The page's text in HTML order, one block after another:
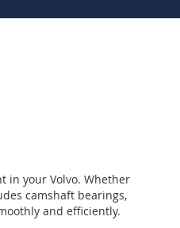
in your Volvo. Whether
camshaft bearings,
and efficiently.